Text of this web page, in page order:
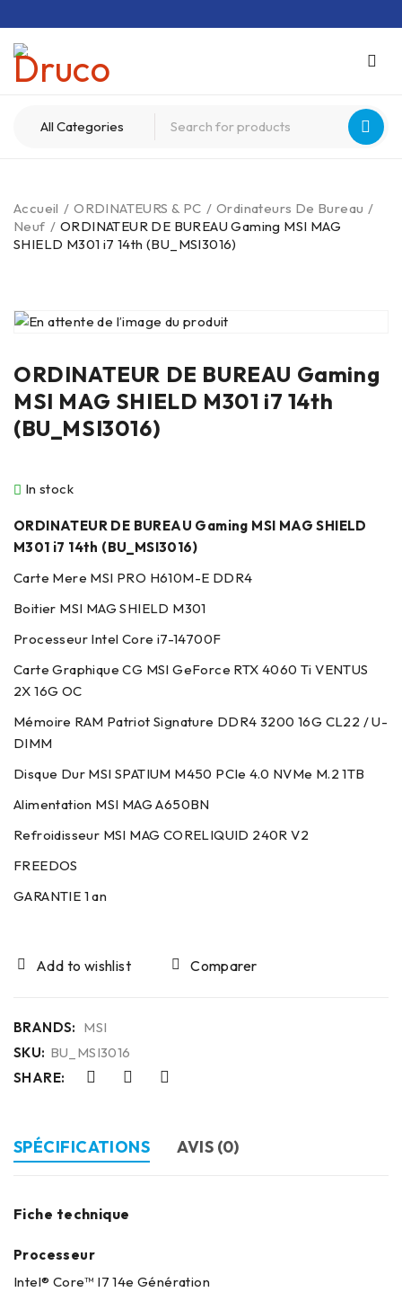
Accueil / ORDINATEURS & PC / Ordinateurs De Bureau /
Neuf / ORDINATEUR DE BUREAU Gaming MSI MAG
SHIELD M301 i7 14th (BU_MSI3016)
ORDINATEUR DE BUREAU Gaming
MSI MAG SHIELD M301 i7 14th
(BU_MSI3016)
In stock
ORDINATEUR DE BUREAU Gaming MSI MAG SHIELD
M301 i7 14th (BU_MSI3016)
Carte Mere MSI PRO H610M-E DDR4
Boitier MSI MAG SHIELD M301
Processeur Intel Core i7-14700F
Carte Graphique CG MSI GeForce RTX 4060 Ti VENTUS
2X 16G OC
Mémoire RAM Patriot Signature DDR4 3200 16G CL22 / U-
DIMM
Disque Dur MSI SPATIUM M450 PCIe 4.0 NVMe M.2 1TB
Alimentation MSI MAG A650BN
Refroidisseur MSI MAG CORELIQUID 240R V2
FREEDOS
GARANTIE 1 an
Comparer
BRANDS: MSI
SKU: BU_MSI3016
SHARE:
SPÉCIFICATIONS AVIS (0)
Fiche technique
Processeur
Intel® Core™ I7 14e Génération